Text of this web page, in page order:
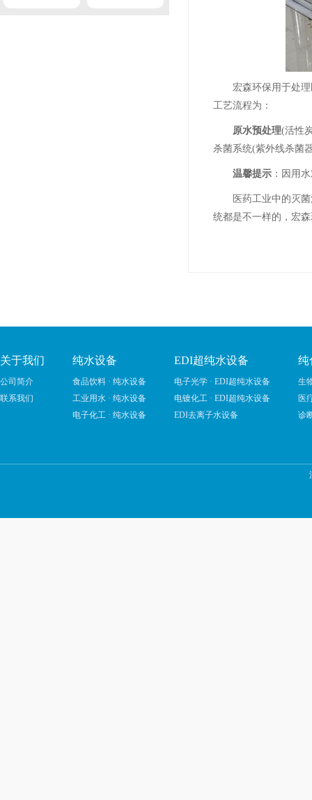
宏森环保用于处理
工艺流程为：
原水预处理(活性
杀菌系统(紫外线杀菌
温馨提示 ：因用
医药工业中的灭菌
统都是不一样的，宏
关于我们
公司简介
联系我们
纯水设备
食品饮料 · 纯水设备
工业用水 · 纯水设备
电子化工 · 纯水设备
EDI超纯水设备
电子光学 · EDI超纯水设备
电镀化工 · EDI超纯水设备
EDI去离子水设备
纯
生
医
诊